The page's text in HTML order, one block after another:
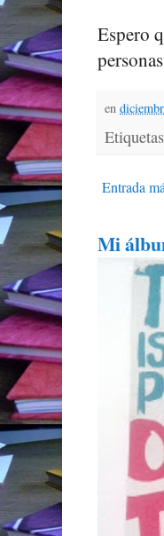
Espero
en
Entrada
Mi